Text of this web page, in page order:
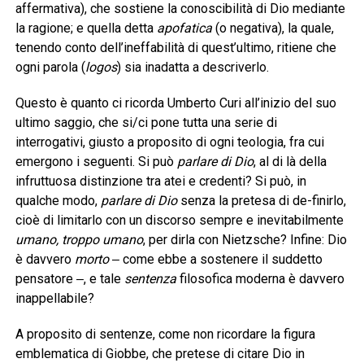
affermativa), che sostiene la conoscibilità di Dio mediante
la ragione; e quella detta apofatica(o negativa), la quale,
tenendo conto dell’ineffabilità di quest’ultimo, ritiene che
ogni parola (logos) sia inadatta a descriverlo.
Questo è quanto ci ricorda Umberto Curi all’inizio del suo
ultimo saggio, che si/ci pone tutta una serie di
interrogativi, giusto a proposito di ogni teologia, fra cui
emergono i seguenti. Si può parlare di Dio, al di là della
infruttuosa distinzione tra atei e credenti? Si può, in
qualche modo, parlare di Diosenza la pretesa di de-finirlo,
cioè di limitarlo con un discorso sempre e inevitabilmente
umano, troppo umano, per dirla con Nietzsche? Infine: Dio
è davvero morto‒ come ebbe a sostenere il suddetto
pensatore ‒, e tale sentenzafilosofica moderna è davvero
inappellabile?
A proposito di sentenze, come non ricordare la figura
emblematica di Giobbe, che pretese di citare Dio in